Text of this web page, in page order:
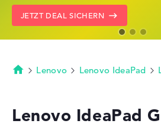
Kaufberatung
Technik &
Deals
JETZT DEAL SICHERN
ZU DEN HP ANGEBOTEN
LENOVO DEALS ZEIGEN
Startseite
Lenovo Lenovo IdeaPad
Lenovo IdeaPad